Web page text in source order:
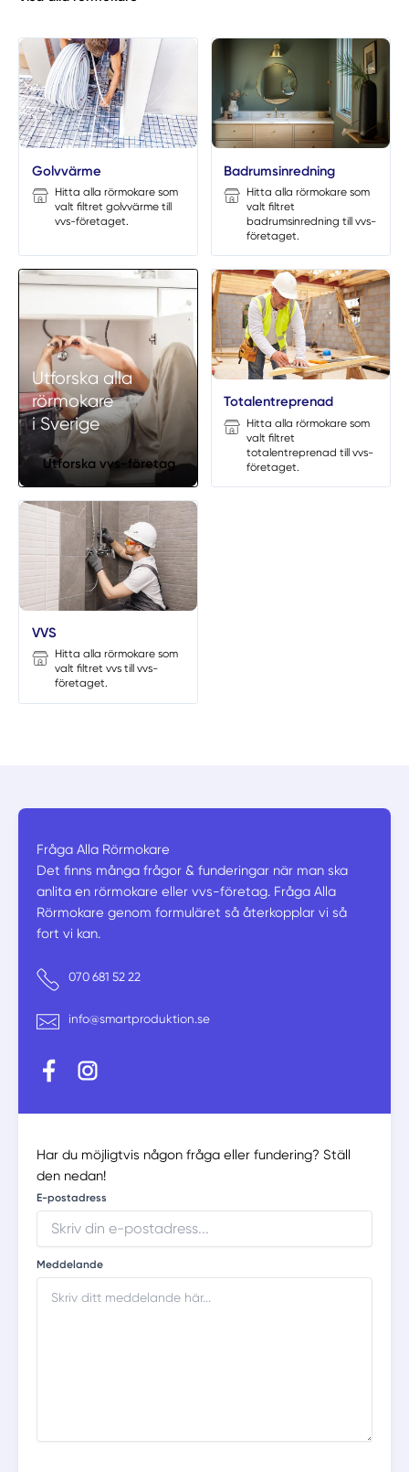
Golvvärme
Hitta alla rörmokare som
valt filtret golvvärme till
vvs-företaget.
Badrumsinredning
Hitta alla rörmokare som
valt filtret
badrumsinredning till vvs-
företaget.
Utforska alla
rörmokare
i Sverige
Utforska vvs-företag
Totalentreprenad
Hitta alla rörmokare som
valt filtret
totalentreprenad till vvs-
företaget.
VVS
Hitta alla rörmokare som
valt filtret vvs till vvs-
företaget.
Fråga Alla Rörmokare
Fråga Alla Rörmokare
Det finns många frågor & funderingar när man ska
anlita en rörmokare eller vvs-företag. Fråga Alla
Rörmokare genom formuläret så återkopplar vi så
fort vi kan.
Telefonnummer
070 681 52 22
E-postadress
info@smartproduktion.se
Har du möjligtvis någon fråga eller fundering? Ställ
den nedan!
E-postadress
Meddelande